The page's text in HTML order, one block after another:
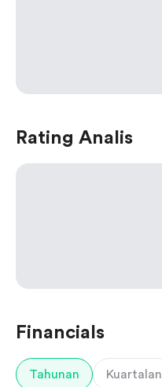
Rating Analis
Financials
Tahunan Kuartalan